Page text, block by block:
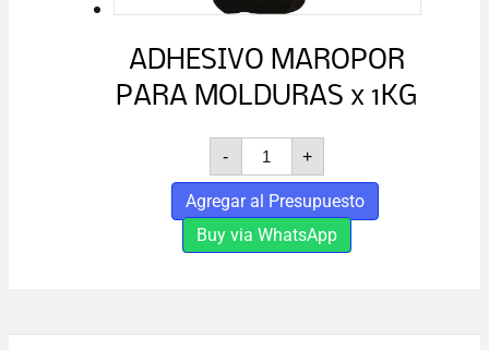
ADHESIVO MAROPOR
PARA MOLDURAS x 1KG
-
ADHESIVO
MAROPOR
PARA
MOLDURAS
x
1KG
+
Agregar al Presupuesto
Buy via WhatsApp